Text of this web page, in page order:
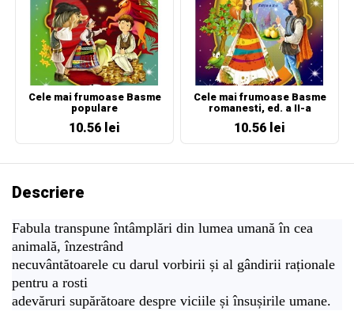
Cele mai frumoase Basme
populare
10.56 lei
Cele mai frumoase Basme
romanesti, ed. a II-a
10.56 lei
Descriere
Fabula transpune întâmplări din lumea umană în cea
animală, înzestrând
necuvântătoarele cu darul vorbirii și al gândirii raționale
pentru a rosti
adevăruri supărătoare despre viciile și însușirile umane.